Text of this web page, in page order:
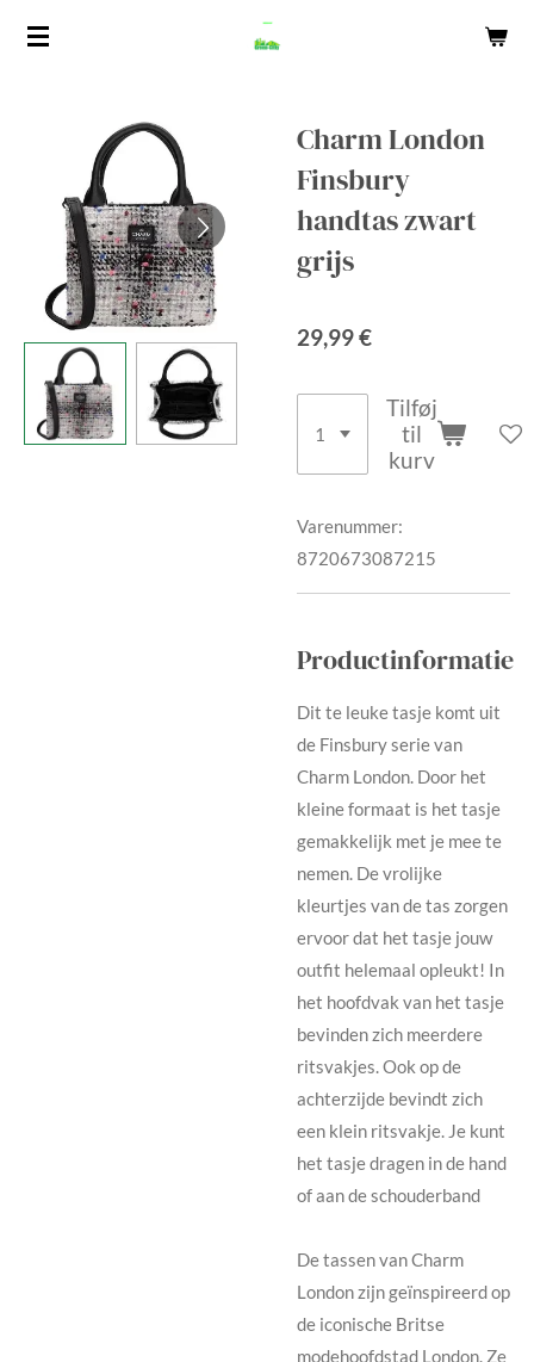
Spring
Charm London
Finsbury
handtas zwart
grijs
29,99 €
Tilføj
til
kurv
Varenummer:
8720673087215
Productinformatie
Dit te leuke tasje komt uit
de Finsbury serie van
Charm London. Door het
kleine formaat is het tasje
gemakkelijk met je mee te
nemen. De vrolijke
kleurtjes van de tas zorgen
ervoor dat het tasje jouw
outfit helemaal opleukt! In
het hoofdvak van het tasje
bevinden zich meerdere
ritsvakjes. Ook op de
achterzijde bevindt zich
een klein ritsvakje. Je kunt
het tasje dragen in de hand
of aan de schouderband
De tassen van Charm
London zijn geïnspireerd op
de iconische Britse
modehoofdstad London. Ze